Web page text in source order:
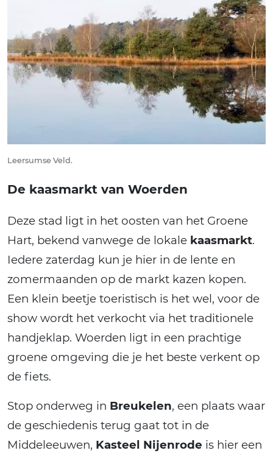
Leersumse Veld.
De kaasmarkt van Woerden
Deze stad ligt in het oosten van het Groene
Hart, bekend vanwege de lokale kaasmarkt.
Iedere zaterdag kun je hier in de lente en
zomermaanden op de markt kazen kopen.
Een klein beetje toeristisch is het wel, voor de
show wordt het verkocht via het traditionele
handjeklap. Woerden ligt in een prachtige
groene omgeving die je het beste verkent op
de fiets.
Stop onderweg in Breukelen, een plaats waar
de geschiedenis terug gaat tot in de
Middeleeuwen, Kasteel Nijenrode is hier een